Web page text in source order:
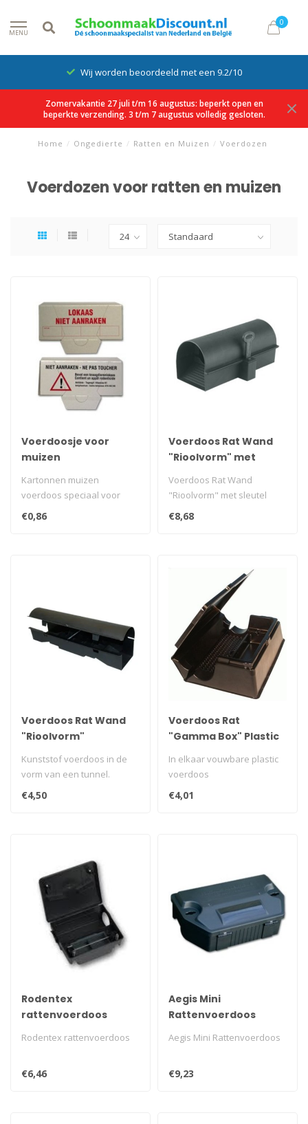
MENU
0
Wij worden beoordeeld met een 9.2/10
Zomervakantie 27 juli t/m 16 augustus: beperkt open en
beperkte verzending. 3 t/m 7 augustus volledig gesloten.
Home / Ongedierte / Ratten en Muizen / Voerdozen
Voerdozen voor ratten en muizen
Voerdoosje voor
muizen
Kartonnen muizen
voerdoos speciaal voor
binnen.
€0,86
Voerdoos Rat Wand
"Rioolvorm" met
sleutel
Voerdoos Rat Wand
"Rioolvorm" met sleutel
€8,68
Voerdoos Rat Wand
"Rioolvorm"
Kunststof voerdoos in de
vorm van een tunnel.
€4,50
Voerdoos Rat
"Gamma Box" Plastic
In elkaar vouwbare plastic
voerdoos
€4,01
Rodentex
rattenvoerdoos
Rodentex rattenvoerdoos
€6,46
Aegis Mini
Rattenvoerdoos
Aegis Mini Rattenvoerdoos
€9,23